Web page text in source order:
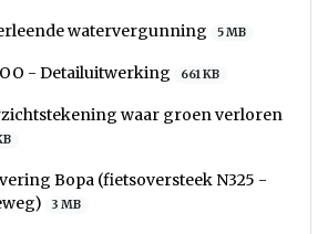
watervergunning 5 MB
- Detailuitwerking 661 KB
waar groen verloren
Bopa (fietsoversteek N325 -
3 MB